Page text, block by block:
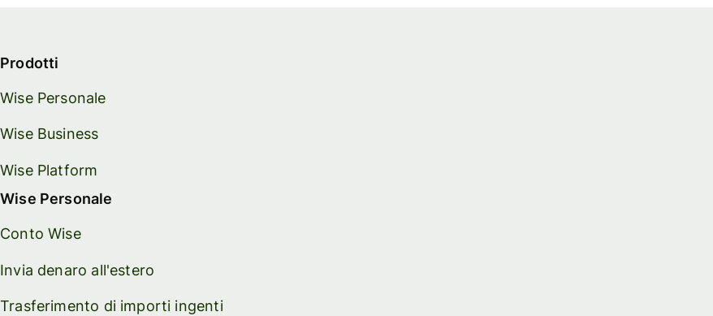
Prodotti
Wise Personale
Wise Business
Wise Platform
Wise Personale
Conto Wise
Invia denaro all'estero
Trasferimento di importi ingenti